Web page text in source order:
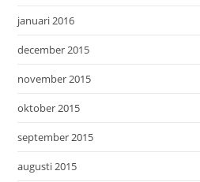
januari 2016
december 2015
november 2015
oktober 2015
september 2015
augusti 2015